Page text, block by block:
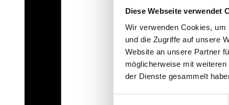
Diese Webseite verwendet
Wir verwenden Cookies,
und die Zugriffe auf unsere
Website an unsere Partner
möglicherweise mit
der Dienste gesammelt